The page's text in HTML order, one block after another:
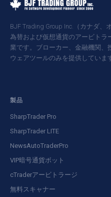
BJF Trading Group Inc.（カナダ
為替および仮想通貨のアービトラ
業です。ブローカー、金融機関、
ウェアツールのみを提供していま
製品
SharpTrader Pro
SharpTrader LITE
NewsAutoTraderPro
VIP暗号通貨ボット
cTraderアービトラージ
無料スキャナー